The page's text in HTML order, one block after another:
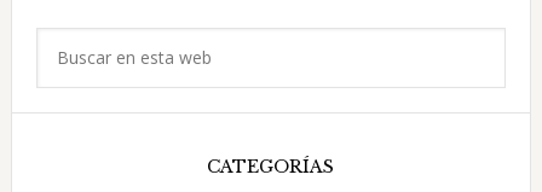
La
América
de
1870.
principal
CATEGORÍAS